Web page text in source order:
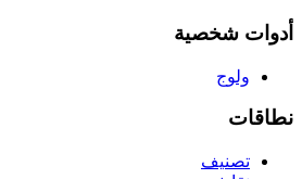
أدوات شخصية
ولوج
نطاقات
تصنيف